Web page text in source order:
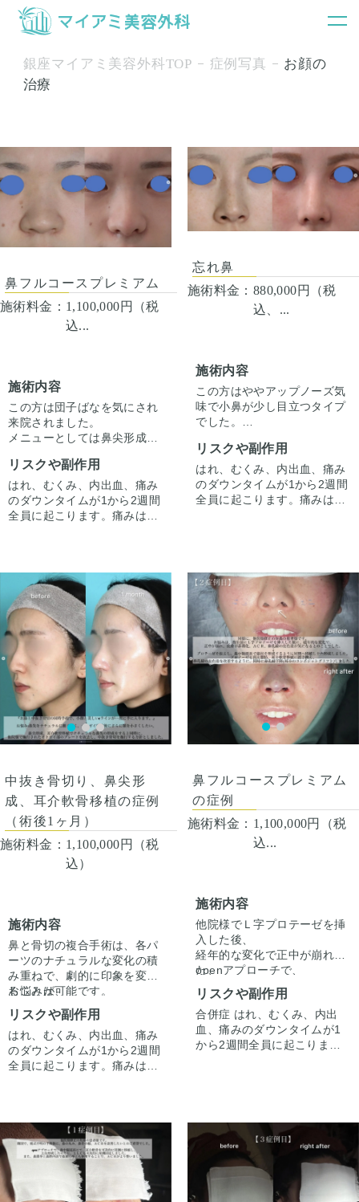
銀座マイアミ美容外科TOP 症例写真
お顔の
治療
鼻フルコースプレミアム
施術料金： 1,100,000円（税
込...
施術内容
この方は団子ばなを気にされ
来院されました。
メニューとしては鼻尖形成と
なりますが、鼻柱が短いため
鼻中隔延長を行いました。
全体的に鼻がコンパクトにな
りました。
リスクや副作用
はれ、むくみ、内出血、痛み
のダウンタイムが1から2週間
全員に起こります。痛みは3
す。内出血は平均2週間くら
いで目立たなくなります。。
稀に感染がありますが、その
ような際は責任を持って当院
で治療します。仕上がりには
個人差があるので、手術を受
けた人全員がこの写真の様な
変化をするわけではありませ
んのでご注意下さい。カウン
セリングにて、診察させてい
ただいた上でその方一人一人
の状態をふまえて、治療法を
忘れ鼻
施術料金： 880,000円（税
込、...
施術内容
この方はややアップノーズ気
味で小鼻が少し目立つタイプ
でした。
のような感じは嫌だとのこと
で、鼻筋がまっすぐ自然な感
じで下げるようにしました。
鼻の支持もしっかりしていた
リスクや副作用
はれ、むくみ、内出血、痛み
のダウンタイムが1から2週間
全員に起こります。痛みは3
いで目立たなくなります。。
稀に感染がありますが、その
ような際は責任を持って当院
で治療します。仕上がりには
個人差があるので、手術を受
けた人全員がこの写真の様な
変化をするわけではありませ
んのでご注意下さい。カウン
セリングにて、診察させてい
ただいた上でその方一人一人
の状態をふまえて、治療法を
ご提案します。
中抜き骨切り、鼻尖形
成、耳介軟骨移植の症例
（術後1ヶ月）
施術料金： 1,100,000円（税
込）
施術内容
鼻と骨切の複合手術は、各パ
ーツのナチュラルな変化の積
み重ねで、劇的に印象を変え
ることが可能です。
お悩みは、
鼻先をナチュラルに細く高く
したい、
他院でオトガイ形成後にさら
に顎を小さくしたいとのこと
でした。
当患者様の場合、鼻先の土台
はしっかりしていたため、
closeアプローチによる鼻尖
せず生活ができます。
顎先の中抜き骨切に関して
は、
顎先の形態を保ちつつ、神経
から安全な距離で、
切除最大幅で中抜き水平骨切
リスクや副作用
はれ、むくみ、内出血、痛み
のダウンタイムが1から2週間
全員に起こります。痛みは3
す。内出血は平均2週間くら
いで目立たなくなります。顎
先や下唇の痺れが出ることが
あります。多くは通常1ヶ月
以内に改善します。稀に感染
鼻フルコースプレミアム
の症例
施術料金： 1,100,000円（税
込...
施術内容
他院様でＬ字プロテーゼを挿
入した後、
経年的な変化で正中が崩れ
た、
鼻孔縁の左右差もともない、
短い鼻柱が気になるとの
お悩みでした。
openアプローチで、
プロテーゼを抜去した後に、
鼻柱を尾側へ下げ、
ＡＣＲを整えるように鼻中隔
延長しました。
鼻中隔の土台を形成した後
ＬＬＣを尾側へ固定しても、
拘縮が強く、
鼻孔縁は目立っていたため、
鼻孔縁下降(耳介の軟骨、皮膚
の複合組織移植)を同時に施行
し、左右差、鼻の穴の存在感
リスクや副作用
合併症 はれ、むくみ、内出
血、痛みのダウンタイムが1
から2週間全員に起こりま
週間くらいで目立たなくなり
ます。稀に感染があります
が、そのような際は責任を持
って当院で治療します。仕上
がりには個人差があるので、
手術を受けた人全員がこの写